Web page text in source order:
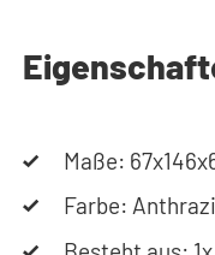
aufgeräumten
werden Vibrationen
Trockner
Maße:
Farbe: